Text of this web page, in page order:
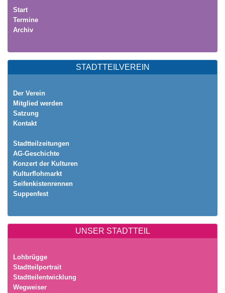
Start
Termine
Archiv
STADTTEILVEREIN
Der Verein
Mitglied werden
Satzung
Kontakt
Stadtteilzeitungen
AG-Geschichte
Konzert der Kulturen
Kulturflohmarkt
Seifenkistenrennen
Suppenfest
UNSER STADTTEIL
Lohbrügge
Stadtteilportrait
Stadtteilentwicklung
Wegweiser